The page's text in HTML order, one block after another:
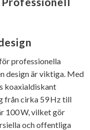
professionella
design är viktiga. Med
koaxialdiskant
från cirka 59 Hz till
100 W, vilket gör
och offentliga